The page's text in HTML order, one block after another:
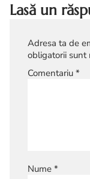
Lasă un
Adresa ta de
obligatorii sunt
Comentariu *
Nume *